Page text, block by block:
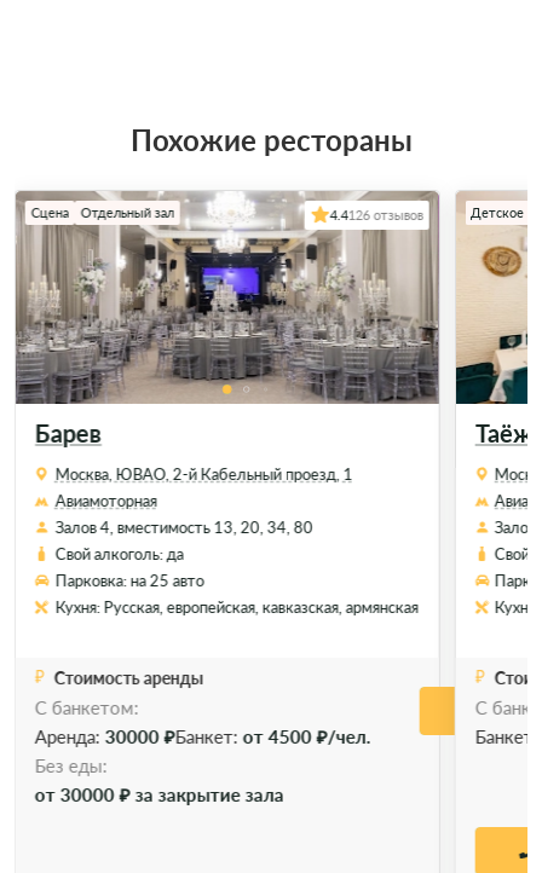
Похожие рестораны
Барев
Сцена Отдельный зал 4.4126 отзывов
Москва, ЮВАО, 2-й Кабельный проезд, 1
Авиамоторная
Залов 4, вместимость 13, 20, 34, 80
Свой алкоголь: да
Парковка: на 25 авто
Кухня: Русская, европейская, кавказская, армянская
Стоимость аренды
С банкетом:
Аренда: 30000 ₽Банкет:от 4500 ₽/чел.
Без еды:
от 30000 ₽ за закрытие зала
Детское
Залов
Свой
С
Банкет: